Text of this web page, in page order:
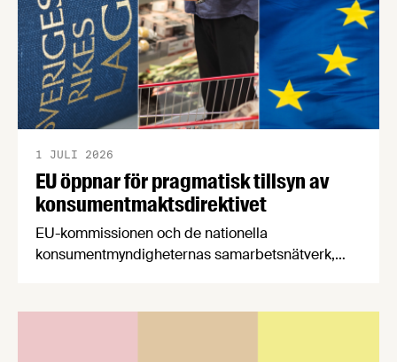
EU öppnar för pragmatisk tillsyn av
konsumentmaktsdirektivet
1 JULI 2026
EU-kommissionen och de nationella
konsumentmyndigheternas samarbetsnätverk,
konsumentmaktsdirektivet. Livsmedelsföretagen